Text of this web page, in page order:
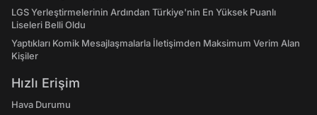
LGS Yerleştirmelerinin Ardından Türkiye'nin En Yüksek Puanlı
Liseleri Belli Oldu
Yaptıkları Komik Mesajlaşmalarla İletişimden Maksimum Verim Alan
Kişiler
Hızlı Erişim
Hava Durumu